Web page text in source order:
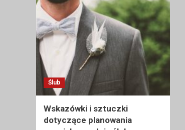
Ślub
Wskazówki i sztuczki
dotyczące planowania